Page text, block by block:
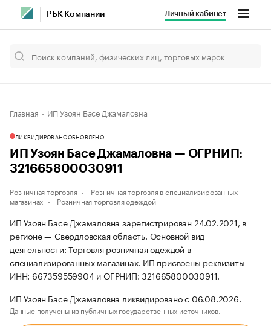
РБК Компании Личный кабинет
Главная ИП Узоян Басе Джамаловна
ЛИКВИДИРОВАНООБНОВЛЕНО
ИП Узоян Басе Джамаловна — ОГРНИП:
321665800030911
Розничная торговля
Розничная торговля в специализированных
магазинах
Розничная торговля одеждой
ИП Узоян Басе Джамаловна зарегистрирован 24.02.2021, в
регионе — Свердловская область. Основной вид
деятельности: Торговля розничная одеждой в
специализированных магазинах. ИП присвоены реквизиты
ИНН: 667359559904 и ОГРНИП: 321665800030911.
ИП Узоян Басе Джамаловна ликвидировано с 06.08.2026.
Данные получены из публичных государственных источников.